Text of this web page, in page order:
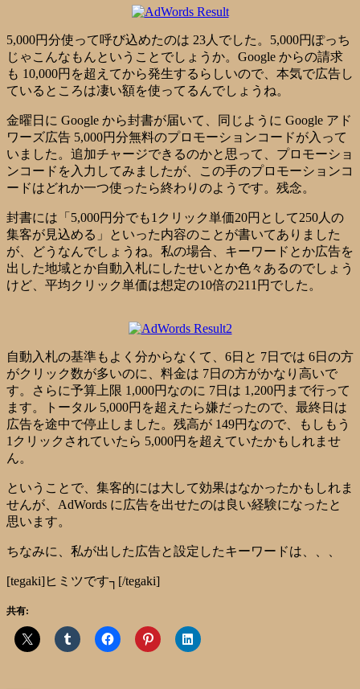
5,000円分使って呼び込めたのは 23人でした。5,000円ぽっち
じゃこんなもんということでしょうか。Google からの請求
も 10,000円を超えてから発生するらしいので、本気で広告し
ているところは凄い額を使ってるんでしょうね。
金曜日に Google から封書が届いて、同じように Google アド
ワーズ広告 5,000円分無料のプロモーションコードが入って
いました。追加チャージできるのかと思って、プロモーショ
ンコードを入力してみましたが、この手のプロモーションコ
ードはどれか一つ使ったら終わりのようです。残念。
封書には「5,000円分でも1クリック単価20円として250人の
集客が見込める」といった内容のことが書いてありました
が、どうなんでしょうね。私の場合、キーワードとか広告を
出した地域とか自動入札にしたせいとか色々あるのでしょう
けど、平均クリック単価は想定の10倍の211円でした。
自動入札の基準もよく分からなくて、6日と 7日では 6日の方
がクリック数が多いのに、料金は 7日の方がかなり高いで
す。さらに予算上限 1,000円なのに 7日は 1,200円まで行って
ます。トータル 5,000円を超えたら嫌だったので、最終日は
広告を途中で停止しました。残高が 149円なので、もしもう
1クリックされていたら 5,000円を超えていたかもしれませ
ん。
ということで、集客的には大して効果はなかったかもしれま
せんが、AdWords に広告を出せたのは良い経験になったと
思います。
ちなみに、私が出した広告と設定したキーワードは、、、
[tegaki]ヒミツです┐[/tegaki]
共有: